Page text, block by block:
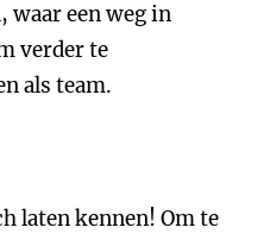
waar een weg in
verder te
als team.
laten kennen! Om te